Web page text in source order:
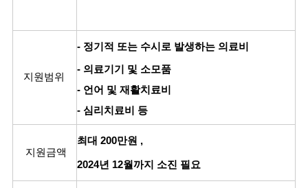
지원범위
- 정기적 또는 수시로 발생하는 의료비
- 의료기기 및 소모품
- 언어 및 재활치료비
- 심리치료비 등
지원금액
최대 200만원 ,
2024년 12월까지 소진 필요